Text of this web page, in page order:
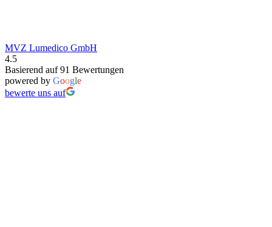
MVZ Lumedico GmbH
4.5
Basierend auf 91 Bewertungen
powered by Google
bewerte uns auf